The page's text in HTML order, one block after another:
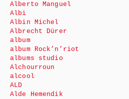
Alberto Manguel
Albi
Albin Michel
Albrecht Dürer
album
album Rock’n’riot
albums studio
Alchourroun
alcool
ALD
Alde Hemendik